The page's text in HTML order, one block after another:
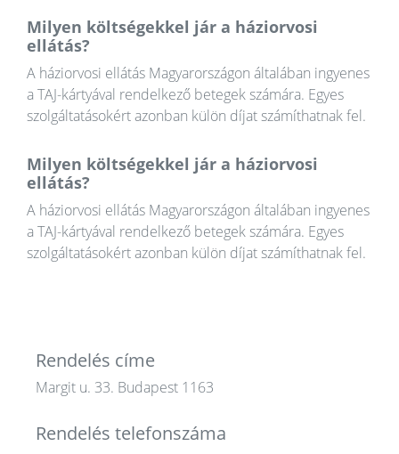
Milyen költségekkel jár a háziorvosi
ellátás?
A háziorvosi ellátás Magyarországon általában ingyenes
a TAJ-kártyával rendelkező betegek számára. Egyes
szolgáltatásokért azonban külön díjat számíthatnak fel.
Milyen költségekkel jár a háziorvosi
ellátás?
A háziorvosi ellátás Magyarországon általában ingyenes
a TAJ-kártyával rendelkező betegek számára. Egyes
szolgáltatásokért azonban külön díjat számíthatnak fel.
Rendelés címe
Margit u. 33. Budapest 1163
Rendelés telefonszáma